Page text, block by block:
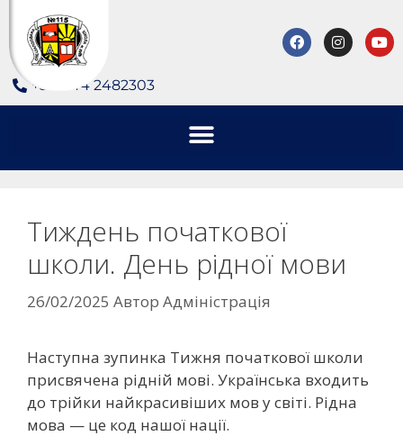
+380 44 2482303
Тиждень початкової
школи. День рідної мови
26/02/2025 Автор Адміністрація
Наступна зупинка Тижня початкової школи
присвячена рідній мові. Українська входить
до трійки найкрасивіших мов у світі. Рідна
мова — це код нашої нації.